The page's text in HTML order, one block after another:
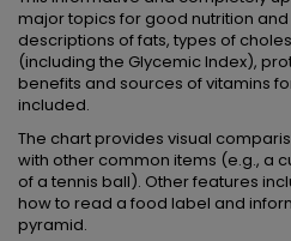
major topics for good nutrition
descriptions of fats, types of
(including the Glycemic Index),
benefits and sources of vitamins
included.
The chart provides visual
with other common items (e.g., a
of a tennis ball). Other features
how to read a food label and
pyramid.